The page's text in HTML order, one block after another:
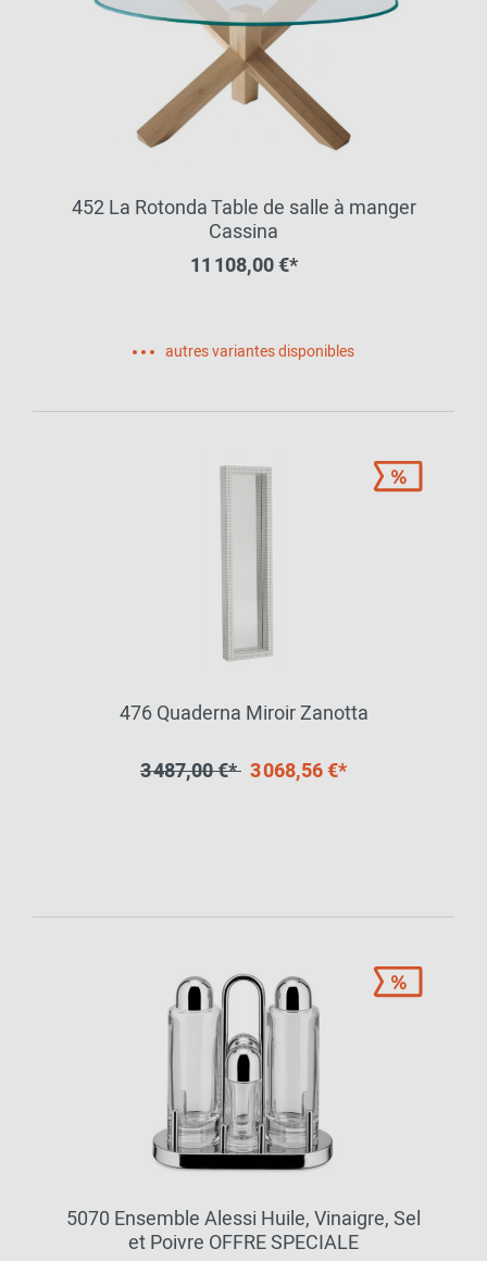
452 La Rotonda Table de salle à manger
Cassina
11 108,00 €*
autres variantes disponibles
476 Quaderna Miroir Zanotta
3 487,00 €* 3 068,56 €*
5070 Ensemble Alessi Huile, Vinaigre, Sel
et Poivre OFFRE SPECIALE